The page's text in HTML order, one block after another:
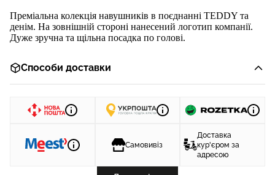
Преміальна колекція навушників в поєднанні TEDDY та
денім. На зовнішній стороні нанесений логотип компанії.
Дуже зручна та щільна посадка по голові.
Способи доставки
Самовивіз
Доставка
кур'єром за
адресою